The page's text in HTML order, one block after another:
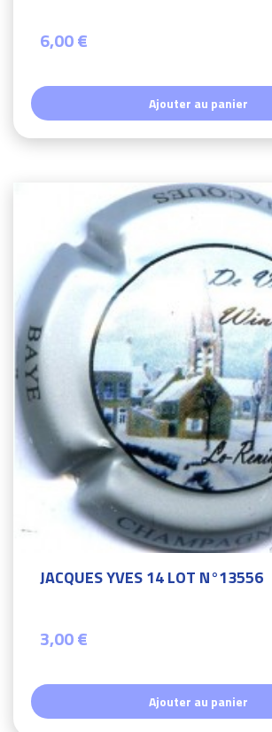
6,00 €
Ajouter au panier
JACQUES YVES 14 LOT N°13556
3,00 €
Ajouter au panier